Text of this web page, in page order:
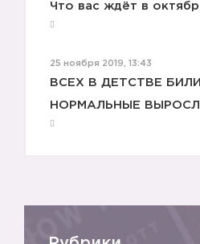
Что вас ждёт в
25 ноября 2019, 13:43
ВСЕХ В ДЕТСТВЕ
НОРМАЛЬНЫЕ